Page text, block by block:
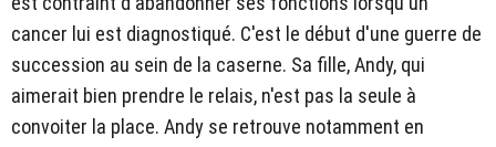
cancer lui est diagnostiqué. C'est le début d'une guerre de
succession au sein de la caserne. Sa fille, Andy, qui
aimerait bien prendre le relais, n'est pas la seule à
convoiter la place. Andy se retrouve notamment en